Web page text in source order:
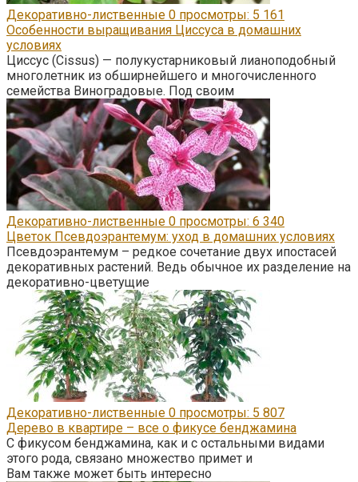
Декоративно-лиственные 0 просмотры: 5 161
Особенности выращивания Циссуса в домашних
условиях
Циссус (Cissus) — полукустарниковый лианоподобный
многолетник из обширнейшего и многочисленного
семейства Виноградовые. Под своим
Декоративно-лиственные 0 просмотры: 6 340
Цветок Псевдоэрантемум: уход в домашних условиях
Псевдоэрантемум – редкое сочетание двух ипостасей
декоративных растений. Ведь обычное их разделение на
декоративно-цветущие
Декоративно-лиственные 0 просмотры: 5 807
Дерево в квартире – все о фикусе бенджамина
С фикусом бенджамина, как и с остальными видами
этого рода, связано множество примет и
Вам также может быть интересно